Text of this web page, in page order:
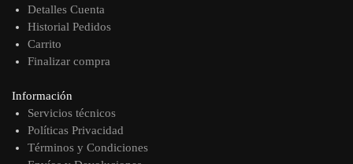
Detalles Cuenta
Historial Pedidos
Carrito
Finalizar compra
Información
Servicios técnicos
Políticas Privacidad
Términos y Condiciones